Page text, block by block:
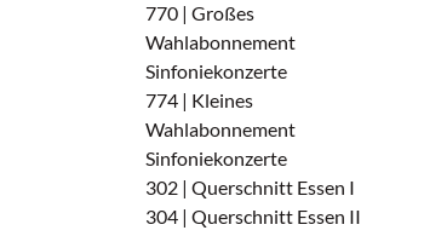
770 | Großes
Wahlabonnement
Sinfoniekonzerte
774 | Kleines
Wahlabonnement
Sinfoniekonzerte
302 | Querschnitt Essen I
304 | Querschnitt Essen II